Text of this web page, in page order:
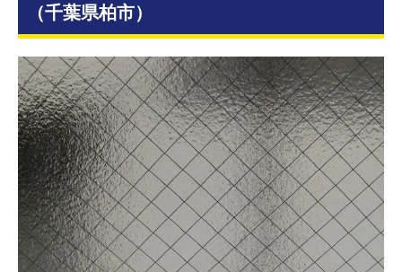
（千葉県柏市）